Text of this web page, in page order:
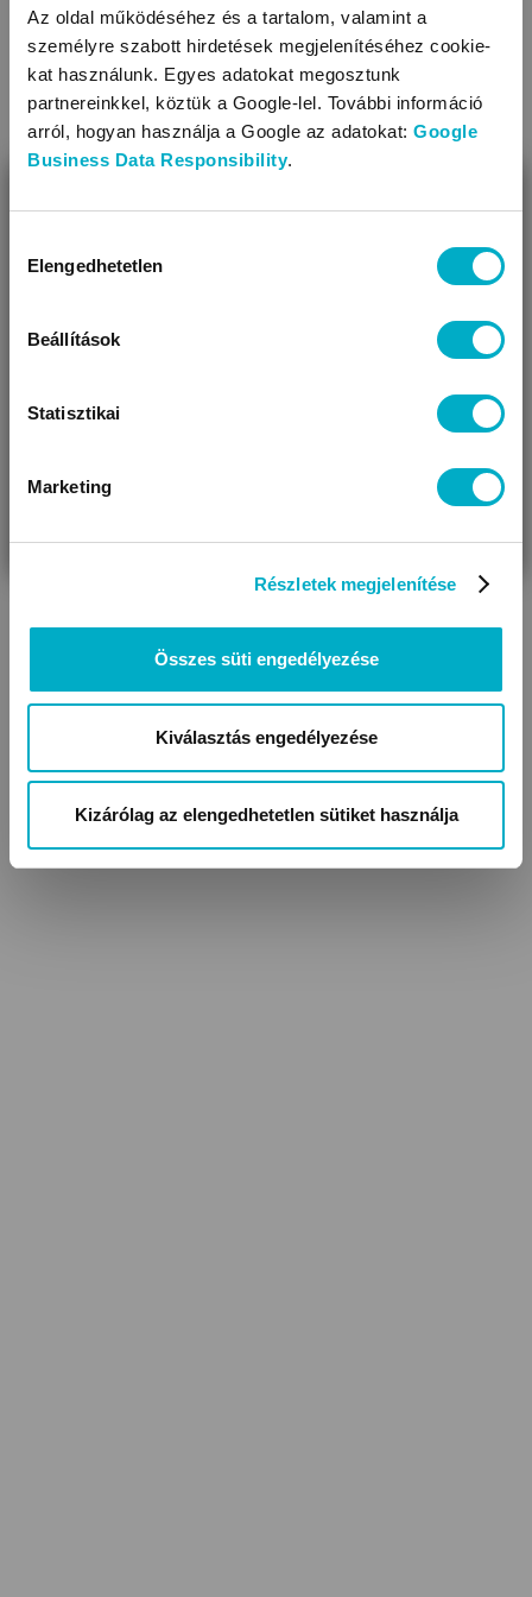
Az oldal működéséhez és a tartalom, valamint a
személyre szabott hirdetések megjelenítéséhez cookie-
kat használunk. Egyes adatokat megosztunk
partnereinkkel, köztük a Google-lel. További információ
arról, hogyan használja a Google az adatokat: Google
Business Data Responsibility.
kiválasztása
Elengedhetetlen
Beállítások
Statisztikai
Marketing
Részletek megjelenítése
Összes süti engedélyezése
Kiválasztás engedélyezése
Kizárólag az elengedhetetlen sütiket használja
maximális mérete azonban légitársaságonként változhat.
Tulajdonságok
A babakocsi fő tulajdonságai
Hordozó: hordozó csatlakoztatható
Újszülöttkortól, külön hordozóval
Háttámlája dönthető, fokozatok száma: 3
Lapalakúra csukható össze
Kupolás teteje óvja a kedvezőtlen időjárástól a gyermeket
Felszereltsége: huzattal bevont karfa, ülésszűkítő betét,
A babakocsi további tulajdonságai
Mérete összecsukva HxSzxM (cm): 56,5x50,5x33,5
Méret (kb.cm): 81x50,5x106,5
Belső biztonsági öve: 5 pontos, mágneses rögzítésű csat
A huzat anyaga: poliészter
A huzat tisztítása: közvetlen tisztítással
Ülőrész terhelhetősége (max. kg): 22
Egy kézzel összecsukható
Alsó kosár terhelhetősége (max. kg): 5
Úgy látjuk, most jársz nálunk először!
VÁRANDÓS
AJÁNDÉKOT